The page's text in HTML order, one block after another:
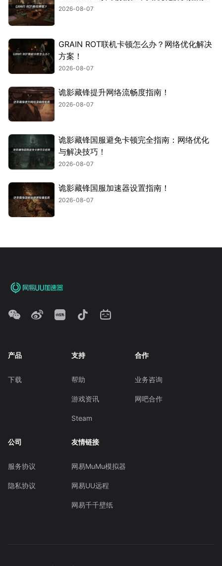
2026-08-07
GRAIN ROT联机卡顿怎么办？网络优化解决
方案！
2026-08-07
诡影藏锋提升网络流畅度指南！
2026-08-07
诡影藏锋国服避免卡顿完全指南：网络优化
与解决技巧！
2026-08-07
诡影藏锋国服加速器设置指南！
2026-08-07
产品
下载
支持
帮助
游戏资讯
Steam
合作
业务咨询
网吧合作
公司
服务协议
隐私协议
友情链接
网易MuMu模拟器
网易UU远程
网易千千壁纸